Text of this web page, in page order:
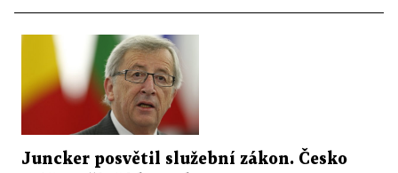
Juncker posvětil služební zákon. Česko